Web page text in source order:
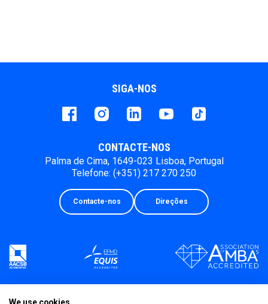
SIGA-NOS
FacebookinstagramLinkedInYoutube Tiktok
CONTACTE-NOS
Palma de Cima, 1649-023 Lisboa, Portugal
Telefone: (+351) 217 270 250
Contacte-nos Direções